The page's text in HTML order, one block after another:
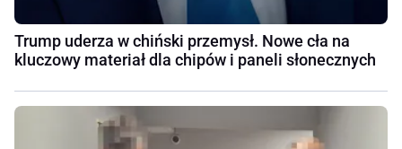
Trump uderza w chiński przemysł. Nowe cła na
kluczowy materiał dla chipów i paneli słonecznych